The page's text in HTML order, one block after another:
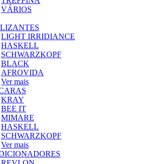
VÁRIOS
LIGHT IRRIDIANCE
HASKELL
SCHWARZKOPF
BLACK
AFROVIDA
Ver mais
KRAY
BEE IT
MIMARE
HASKELL
SCHWARZKOPF
Ver mais